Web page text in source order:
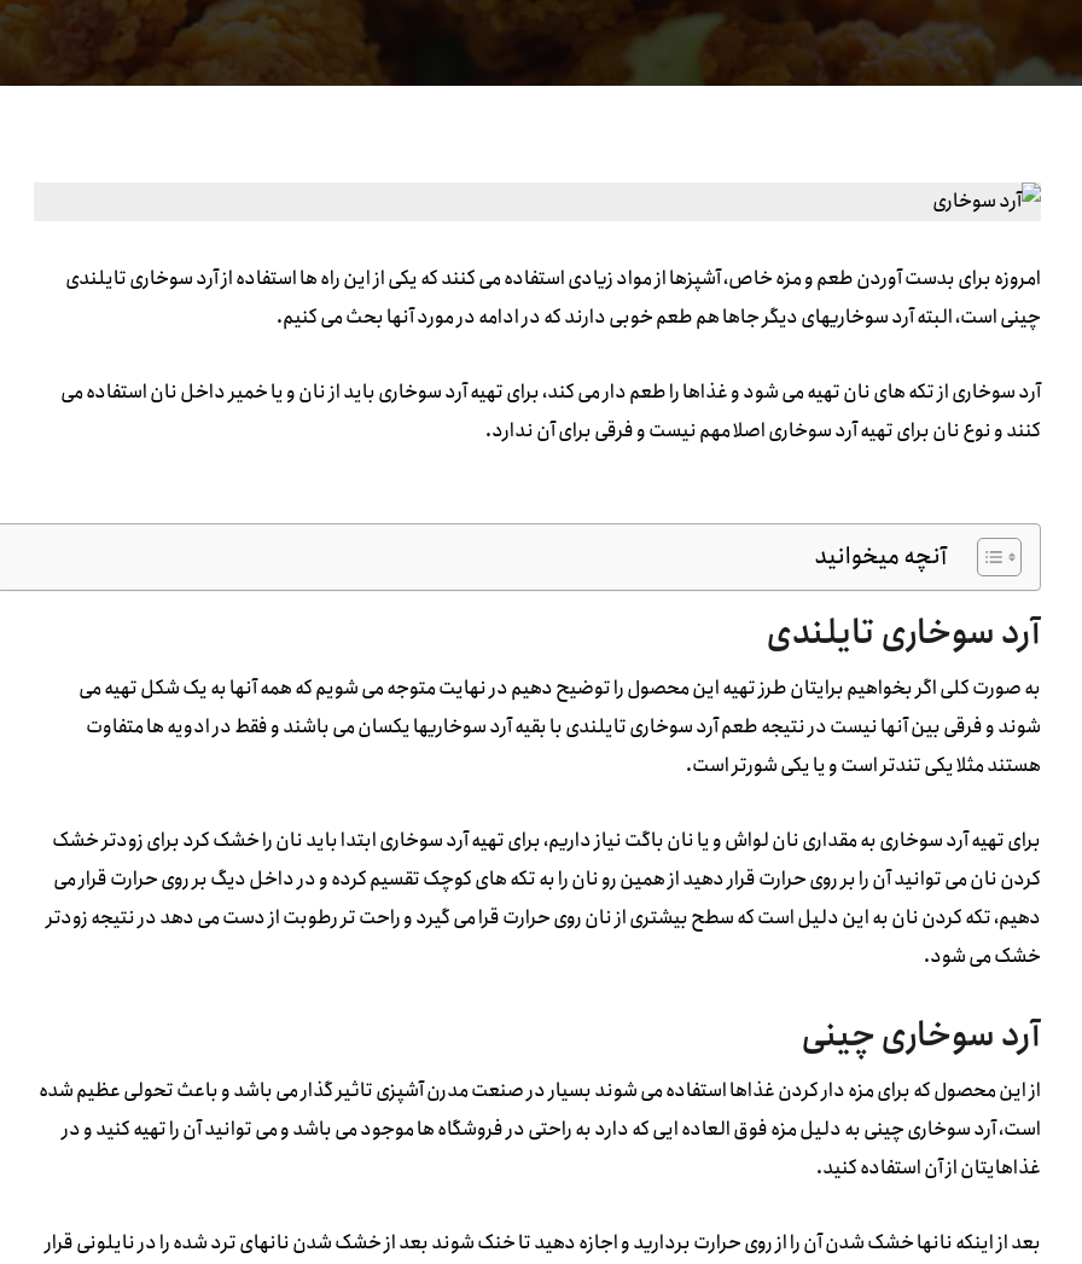
امروزه برای بدست آوردن طعم و مزه خاص، آشپزها از مواد زیادی استفاده می کنند که یکی از این راه ها استفاده از آرد سوخاری تایلندی
چینی است، البته آرد سوخاریهای دیگر جاها هم طعم خوبی دارند که در ادامه در مورد آنها بحث می کنیم.
آرد سوخاری از تکه های نان تهیه می شود و غذاها را طعم دار می کند، برای تهیه آرد سوخاری باید از نان و یا خمیر داخل نان استفاده می
کنند و نوع نان برای تهیه آرد سوخاری اصلا مهم نیست و فرقی برای آن ندارد.
آنچه میخوانید
آرد سوخاری تایلندی
به صورت کلی اگر بخواهیم برایتان طرز تهیه این محصول را توضیح دهیم در نهایت متوجه می شویم که همه آنها به یک شکل تهیه می
شوند و فرقی بین آنها نیست در نتیجه طعم آرد سوخاری تایلندی با بقیه آرد سوخاریها یکسان می باشند و فقط در ادویه ها متفاوت
هستند مثلا یکی تندتر است و یا یکی شورتر است.
برای تهیه آرد سوخاری به مقداری نان لواش و یا نان باگت نیاز داریم، برای تهیه آرد سوخاری ابتدا باید نان را خشک کرد برای زودتر خشک
کردن نان می توانید آن را بر روی حرارت قرار دهید از همین رو نان را به تکه های کوچک تقسیم کرده و در داخل دیگ بر روی حرارت قرار می
دهیم، تکه کردن نان به این دلیل است که سطح بیشتری از نان روی حرارت قرا می گیرد و راحت تر رطوبت از دست می دهد در نتیجه زودتر
خشک می شود.
آرد سوخاری چینی
از این محصول که برای مزه دار کردن غذاها استفاده می شوند بسیار در صنعت مدرن آشپزی تاثیر گذار می باشد و باعث تحولی عظیم شده
است، آرد سوخاری چینی به دلیل مزه فوق العاده ایی که دارد به راحتی در فروشگاه ها موجود می باشد و می توانید آن را تهیه کنید و در
غذاهایتان از آن استفاده کنید.
بعد از اینکه نانها خشک شدن آن را از روی حرارت بردارید و اجازه دهید تا خنک شوند بعد از خشک شدن نانهای ترد شده را در نایلونی قرار